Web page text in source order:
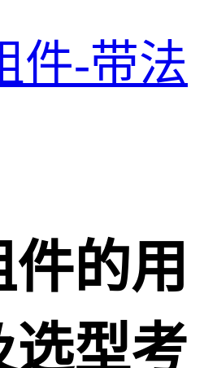
件-带法
件的用
选型考